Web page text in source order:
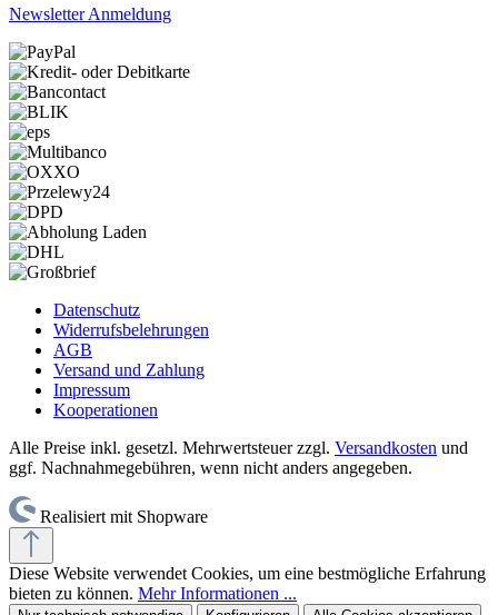
Newsletter Anmeldung
Datenschutz
Widerrufsbelehrungen
AGB
Versand und Zahlung
Impressum
Kooperationen
Alle Preise inkl. gesetzl. Mehrwertsteuer zzgl. Versandkosten und
ggf. Nachnahmegebühren, wenn nicht anders angegeben.
Realisiert mit Shopware
Diese Website verwendet Cookies, um eine bestmögliche Erfahrung
bieten zu können. Mehr Informationen ...